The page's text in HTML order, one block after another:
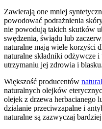
Zawierają one mniej
powodować podrażnienia
nie powodują takich skutków
swędzenia, świądu lub
naturalne mają wiele korzyści
naturalne składniki odżywcze
utrzymaniu jej zdrowia i blasku.
Większość producentów
naturalnych olejków
olejek z drzewa herbacianego
działanie przeciwzapalne i
naturalne są zazwyczaj